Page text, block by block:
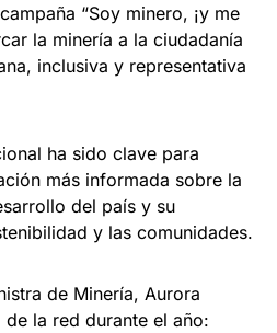
“Soy minero, ¡y me
la minería a la ciudadanía
inclusiva y representativa
ha sido clave para
más informada sobre la
del país y su
y las comunidades.
de Minería, Aurora
la red durante el año: